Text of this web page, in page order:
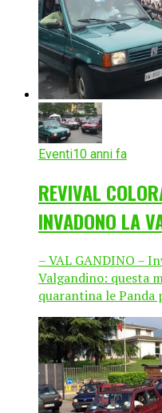
Eventi10 anni fa
REVIVAL
INVADONO LA
– VAL GANDINO –
Valgandino: questa
quarantina le